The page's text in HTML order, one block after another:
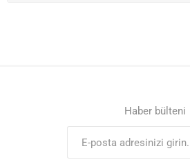
Haber bülteni